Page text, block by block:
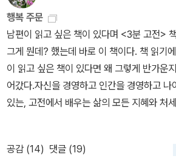
녀왔고, 상태는 많이 좋아져서 그 다음날부터
이였는데 멀쩡한 아이가 소풍가서 무리하고
팠다. 물론 지금은 괜찮다.3. 엄마가 다니시
다. 석가탄신일 되기 전에 등을 달아야한다
에 다니시겠다고 하셨다.전철타고 시외버스
끌고 갔다. 오히려 외곽이 차도 별로 없으니
없다고 설득했고, 작은 언니와 함게 다녀왔다
비가 하라는대로 따랐는데 엄청 돌아서 간
놓고 친정엄마 보시고 화천에 있는 절에 다녀
행복 주문
남편이 읽고 싶은 책이 있다며 <3분 고전>
그게 뭔데? 했는데 바로 이 책이다. 책 읽기
이 읽고 싶은 책이 있다면 왜 그렇게 반가운
어갔다.자신을 경영하고 인간을 경영하고 나
있는, 고전에서 배우는 삶의 모든 지혜와 처
거슬러서도 사람들이 공자, 맹자를 논하고
을 살아가는 진정한 처세술을 익힌 사람들이
공감 (14) 댓글 (19)